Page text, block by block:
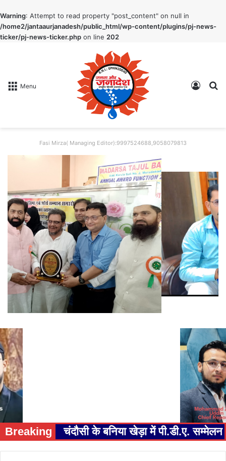
Warning: Attempt to read property "post_content" on null in
/home2/jantaaurjanadesh/public_html/wp-content/plugins/pj-news-
ticker/pj-news-ticker.php on line 202
Menu Log In
Fasi Mirza( Managing Editor):9997524688,9058079813
Breaking चंदौसी के बनिया खेड़ा में पी.डी.ए.